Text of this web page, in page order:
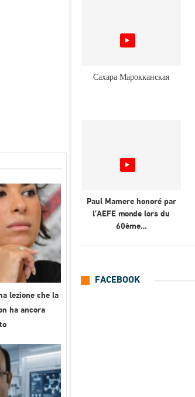
lezione che la
ha ancora
Сахара Марокканская
Paul Mamere honoré par
l’AEFE monde lors du
60ème…
FACEBOOK